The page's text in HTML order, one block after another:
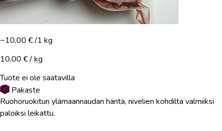
~10,00 €/1 kg
10,00 € / kg
Tuote ei ole saatavilla
Pakaste
Ruohoruokitun ylämaannaudan häntä, nivelien kohdilta valmiiksi
paloiksi leikattu.